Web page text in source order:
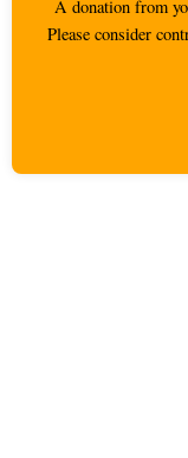
A donation from
Please consider